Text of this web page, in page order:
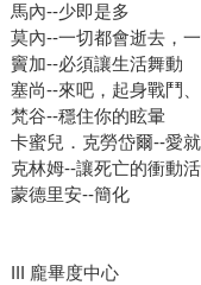
馬內--少即是多
莫內--一切都會逝去，
竇加--必須讓生活舞動
塞尚--來吧，起身戰鬥
梵谷--穩住你的眩暈
卡蜜兒．克勞岱爾--愛
克林姆--讓死亡的衝動
蒙德里安--簡化
III 龐畢度中心